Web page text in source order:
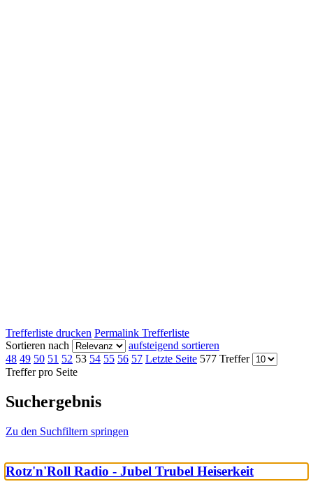
Trefferliste drucken Permalink Trefferliste
Sortieren nach
aufsteigend sortieren
48 49 50 51 52 53 54 55 56 57 Letzte Seite 577 Treffer
Treffer pro Seite
Suchergebnis
Zu den Suchfiltern springen
Rotz'n'Roll Radio - Jubel Trubel Heiserkeit